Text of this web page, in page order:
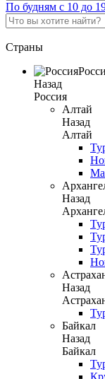
По будням с 10 до
Страны
Назад
Россия
Алтай
Назад
Алтай
Назад
Назад
Байкал
Назад
Байкал